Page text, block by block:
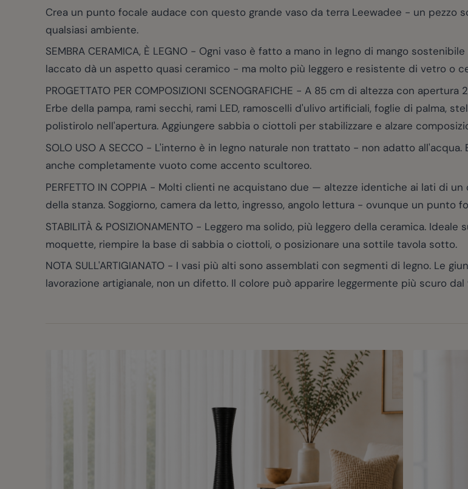
Crea un punto focale audace con questo grande vaso da terra Leewadee - un
qualsiasi ambiente.
SEMBRA CERAMICA, È LEGNO - Ogni vaso è fatto a mano in legno di mango
laccato dà un aspetto quasi ceramico - ma molto più leggero e resistente di vetro o
PROGETTATO PER COMPOSIZIONI SCENOGRAFICHE - A 85 cm di altezza con
Erbe della pampa, rami secchi, rami LED, ramoscelli d'ulivo artificiali, foglie di palma,
polistirolo nell'apertura. Aggiungere sabbia o ciottoli per stabilizzare e alzare
SOLO USO A SECCO - L'interno è in legno naturale non trattato - non adatto
anche completamente vuoto come accento scultoreo.
PERFETTO IN COPPIA - Molti clienti ne acquistano due — altezze identiche ai lati di
della stanza. Soggiorno, camera da letto, ingresso, angolo lettura - ovunque un punto
STABILITÀ & POSIZIONAMENTO - Leggero ma solido, più leggero della ceramica.
moquette, riempire la base di sabbia o ciottoli, o posizionare una sottile tavola sotto.
NOTA SULL'ARTIGIANATO - I vasi più alti sono assemblati con segmenti di legno. Le
lavorazione artigianale, non un difetto. Il colore può apparire leggermente più scuro dal